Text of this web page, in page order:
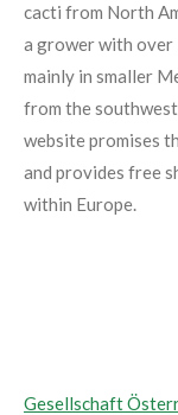
cacti from North
a grower with over
mainly in smaller
from the
website promises
and provides free
within Europe.
Gesellschaft